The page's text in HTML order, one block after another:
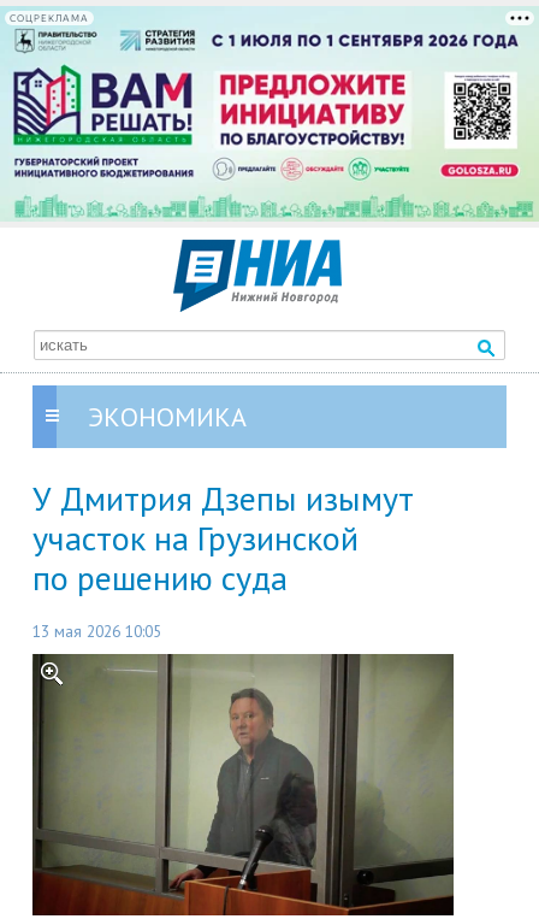
СОЦРЕКЛАМА
ЭКОНОМИКА
У Дмитрия Дзепы изымут
участок на Грузинской
по решению суда
13 мая 2026 10:05